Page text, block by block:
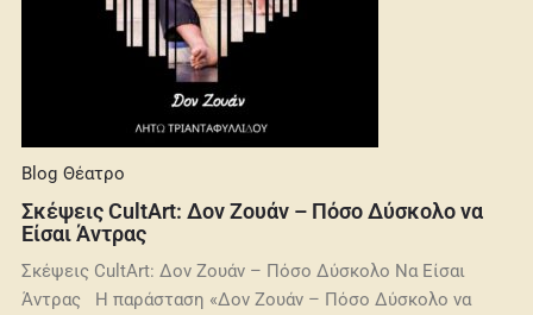
Blog Θέατρο
Σκέψεις CultArt: Δον Ζουάν – Πόσο Δύσκολο να
Είσαι Άντρας
Σκέψεις CultArt: Δον Ζουάν – Πόσο Δύσκολο Να Είσαι
Άντρας Η παράσταση «Δον Ζουάν – Πόσο Δύσκολο να